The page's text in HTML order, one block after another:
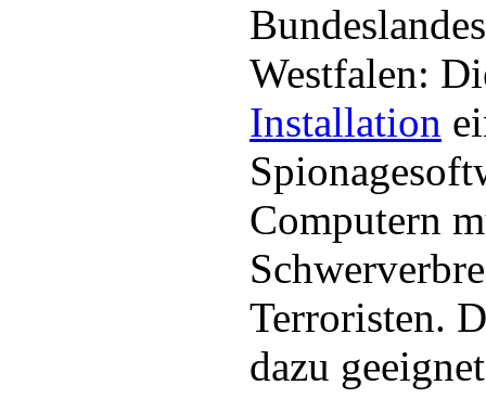
Westfalen:
Installation
Computern
Terroristen.
dazu